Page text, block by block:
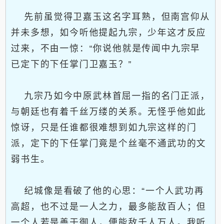
先前虽觉得卫嘉玉这名字耳熟，但南宫仰从
并未多想，如今听他提起九宗，少年这才反应
过来，不由一惊：“你说他就是传闻中九宗早
已定下的下任掌门卫嘉玉？”
九宗乃如今中原武林首屈一指的名门正派，
与朝廷也有着千丝万缕的关系。无怪乎他如此
惊讶，只是任谁都很难想到如九宗这样的门
派，定下的下任掌门竟是个丝毫不通武功的文
弱书生。
纪城像是看破了他的心思：“一个人武功再
高超，也不过是一人之力，最多能敌百人；但